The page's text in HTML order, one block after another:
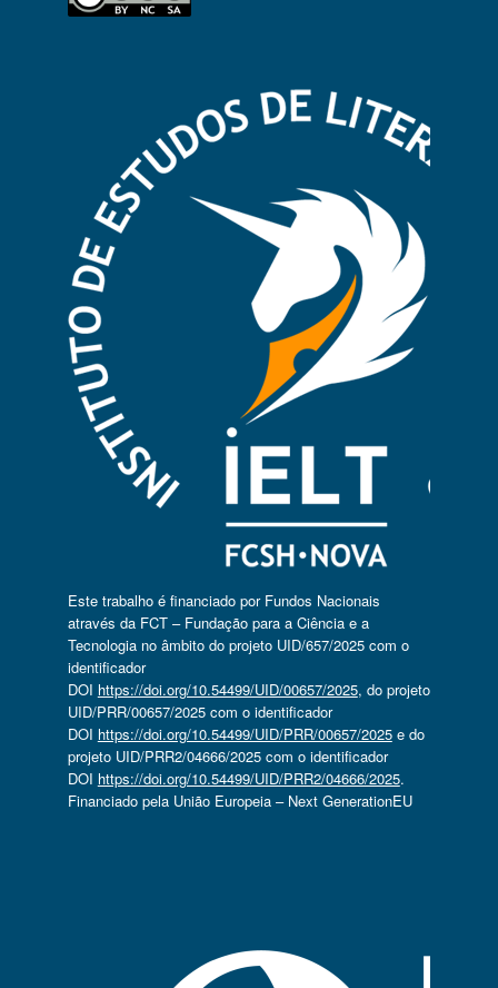
Este trabalho é financiado por Fundos Nacionais
através da FCT – Fundação para a Ciência e a
Tecnologia no âmbito do projeto UID/657/2025 com o
identificador
DOI https://doi.org/10.54499/UID/00657/2025, do projeto
UID/PRR/00657/2025 com o identificador
DOI https://doi.org/10.54499/UID/PRR/00657/2025e do
projeto UID/PRR2/04666/2025 com o identificador
DOI https://doi.org/10.54499/UID/PRR2/04666/2025.
Financiado pela União Europeia – Next GenerationEU